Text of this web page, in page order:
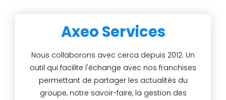
Axeo Services
Nous collaborons avec cerca depuis 2012. Un
outil qui facilite l'échange avec nos franchises
permettant de partager les actualités du
groupe, notre savoir-faire, la gestion des